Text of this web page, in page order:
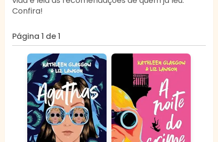
Confira!
Página 1 de 1